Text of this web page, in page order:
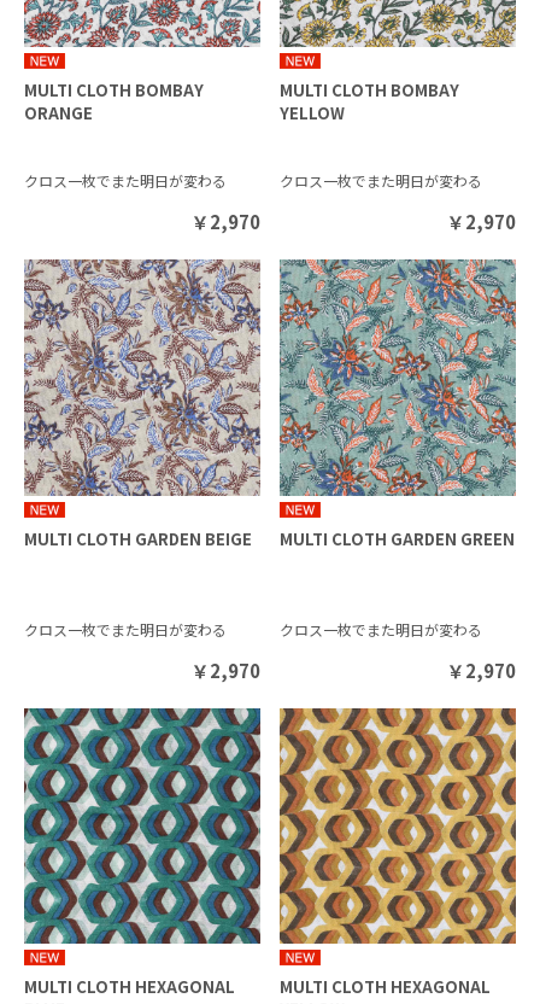
MULTI CLOTH BOMBAY
ORANGE
クロス一枚でまた明日が変わる
￥2,970
MULTI CLOTH BOMBAY
YELLOW
クロス一枚でまた明日が変わる
￥2,970
MULTI CLOTH GARDEN BEIGE
クロス一枚でまた明日が変わる
￥2,970
MULTI CLOTH GARDEN GREEN
クロス一枚でまた明日が変わる
￥2,970
MULTI CLOTH HEXAGONAL
MULTI CLOTH HEXAGONAL